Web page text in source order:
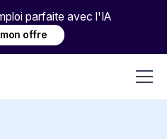
parfaite avec l'IA
offre